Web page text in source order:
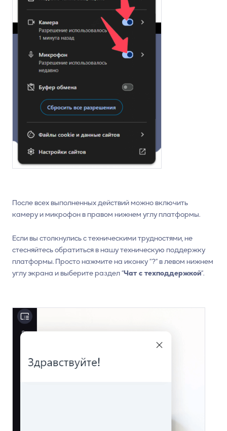
После всех выполненных действий можно включить
камеру и микрофон в правом нижнем углу платформы.
Если вы столкнулись с техническими трудностями, не
стесняйтесь обратиться в нашу техническую поддержку
платформы. Просто нажмите на иконку “?” в левом нижнем
углу экрана и выберите раздел “Чат с техподдержкой“.